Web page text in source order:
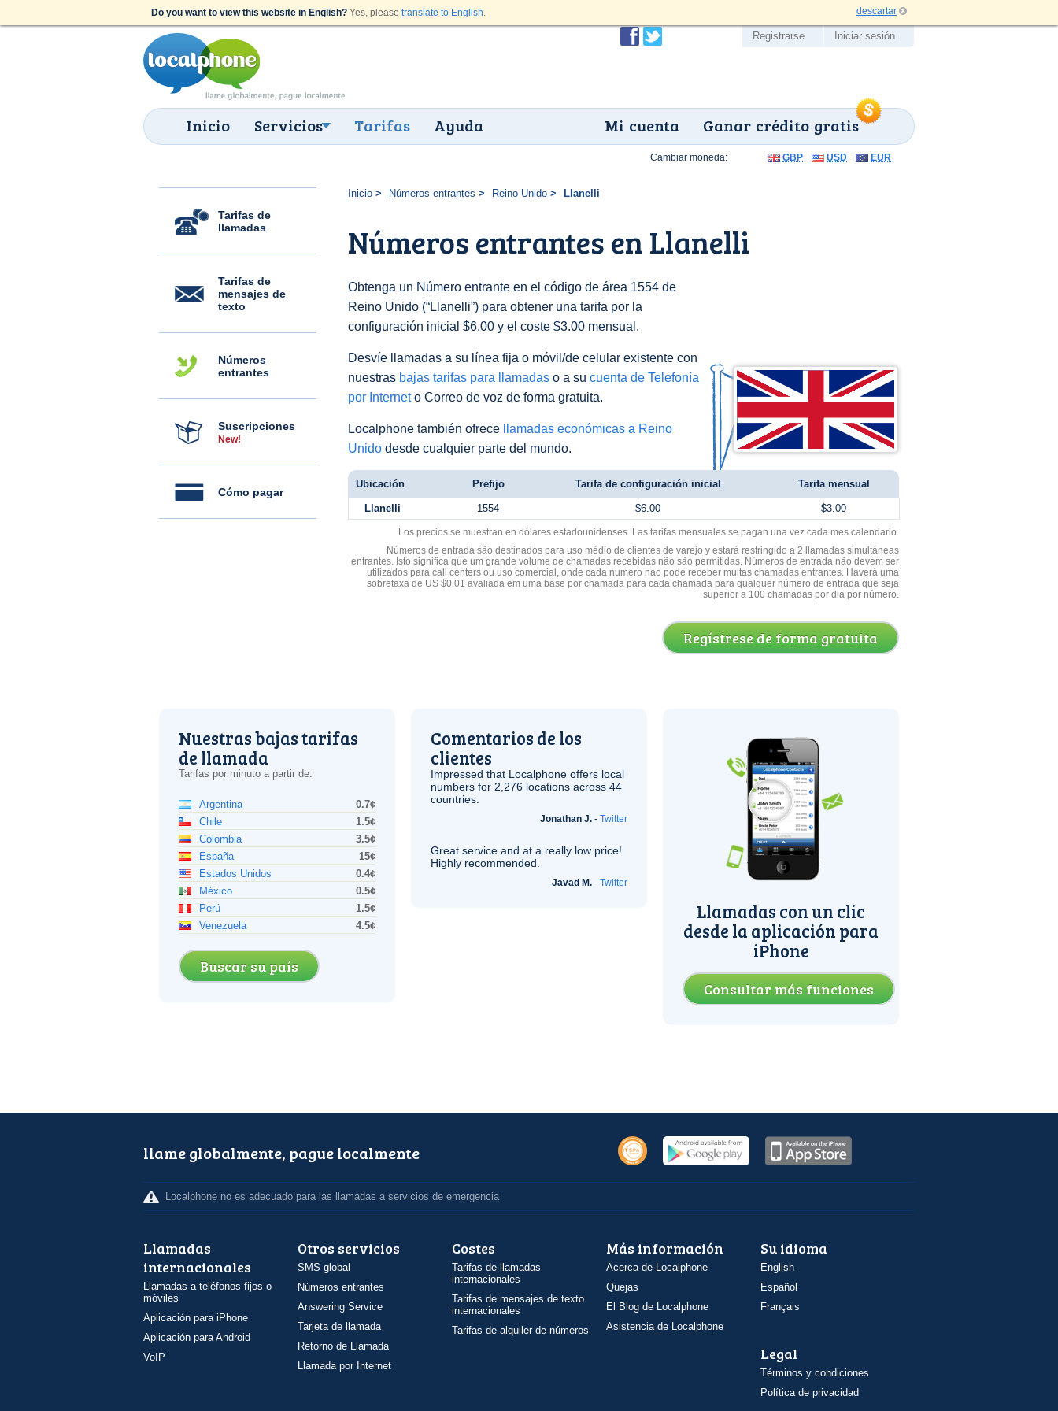
Do you want to view this website in English? Yes, please translate to English. descartar
Inicio Servicios Tarifas Ayuda Ganar crédito gratis
Mi cuenta
Registrarse Iniciar sesión
Tarifas de
llamadas
Tarifas de
mensajes de
texto
Números
entrantes
Suscripciones
New!
Cómo pagar
Inicio Números entrantes Reino Unido Llanelli
Números entrantes en Llanelli
Obtenga un Número entrante en el código de área 1554 de
Reino Unido (“Llanelli”) para obtener una tarifa por la
configuración inicial $6.00 y el coste $3.00 mensual.
Desvíe llamadas a su línea fija o móvil/de celular existente con
nuestras bajas tarifas para llamadas o a su cuenta de Telefonía
por Interneto Correo de voz de forma gratuita.
Localphone también ofrece
llamadas económicas a Reino
Unido desde cualquier parte del mundo.
Cambiar moneda: GBP USD EUR
Ubicación Prefijo Tarifa de configuración inicial Tarifa mensual
Llanelli 1554 $6.00 $3.00
Los precios se muestran en dólares estadounidenses. Las tarifas mensuales se pagan una vez cada mes calendario.
Números de entrada são destinados para uso médio de clientes de varejo y estará restringido a 2 llamadas simultáneas
entrantes. Isto significa que um grande volume de chamadas recebidas não são permitidas. Números de entrada não devem ser
utilizados para call centers ou uso comercial, onde cada numero nao pode receber muitas chamadas entrantes. Haverá uma
sobretaxa de US $0.01 avaliada em uma base por chamada para cada chamada para qualquer número de entrada que seja
superior a 100 chamadas por dia por número.
Regístrese de forma gratuita
Nuestras bajas tarifas
de llamada
Tarifas por minuto a partir de:
Argentina
0.7¢
Chile
1.5¢
Colombia
3.5¢
España
15¢
Estados Unidos
0.4¢
México
0.5¢
Perú
1.5¢
Venezuela
4.5¢
Buscar su país
Comentarios de los
clientes
Impressed that Localphone offers local
numbers for 2,276 locations across 44
countries.
Jonathan J. - Twitter
Great service and at a really low price!
Highly recommended.
Javad M. - Twitter
Llamadas con un clic
desde la aplicación para
iPhone
Consultar más funciones
llame globalmente, pague localmente
Localphone no es adecuado para las llamadas a servicios de emergencia
Llamadas
internacionales
Llamadas a teléfonos fijos o
móviles
Aplicación para iPhone
Aplicación para Android
VoIP
Otros servicios
SMS global
Números entrantes
Answering Service
Tarjeta de llamada
Retorno de Llamada
Llamada por Internet
Costes
Tarifas de llamadas
internacionales
Tarifas de mensajes de texto
internacionales
Tarifas de alquiler de números
Más información
Acerca de Localphone
Quejas
El Blog de Localphone
Asistencia de Localphone
Su idioma
English
Español
Français
Legal
Términos y condiciones
Política de privacidad